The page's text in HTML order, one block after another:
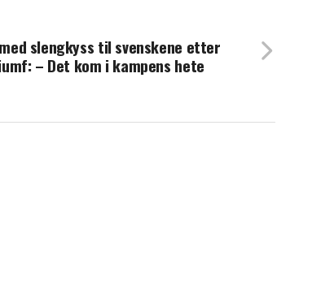
slengkyss til svenskene etter
– Det kom i kampens hete